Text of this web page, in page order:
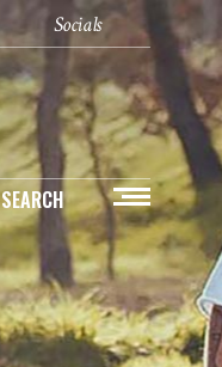
Socials
SEARCH